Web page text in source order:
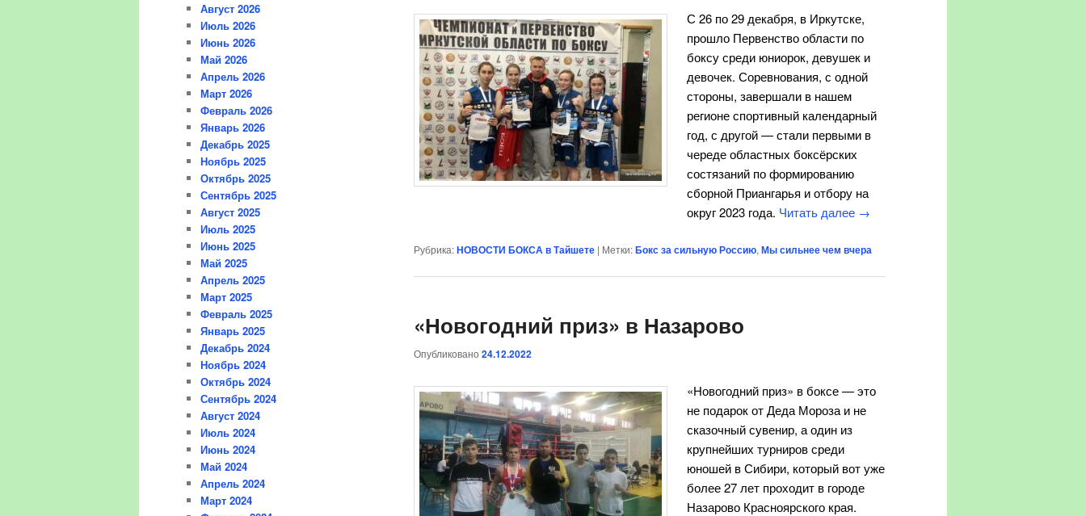
С 26 по 29 декабря, в Иркутске,
прошло Первенство области по
боксу среди юниорок, девушек и
девочек. Соревнования, с одной
стороны, завершали в нашем
регионе спортивный календарный
год, с другой — стали первыми в
череде областных боксёрских
состязаний по формированию
сборной Приангарья и отбору на
округ 2023 года. Читать далее →
Рубрика:НОВОСТИ БОКСА в Тайшете | Метки:Бокс за сильную Россию, Мы сильнее чем вчера
«Новогодний приз» в Назарово
Опубликовано 24.12.2022
«Новогодний приз» в боксе — это
не подарок от Деда Мороза и не
сказочный сувенир, а один из
крупнейших турниров среди
юношей в Сибири, который вот уже
более 27 лет проходит в городе
Назарово Красноярского края.
Август 2026
Июль 2026
Июнь 2026
Май 2026
Апрель 2026
Март 2026
Февраль 2026
Январь 2026
Декабрь 2025
Ноябрь 2025
Октябрь 2025
Сентябрь 2025
Август 2025
Июль 2025
Июнь 2025
Май 2025
Апрель 2025
Март 2025
Февраль 2025
Январь 2025
Декабрь 2024
Ноябрь 2024
Октябрь 2024
Сентябрь 2024
Август 2024
Июль 2024
Июнь 2024
Май 2024
Апрель 2024
Март 2024